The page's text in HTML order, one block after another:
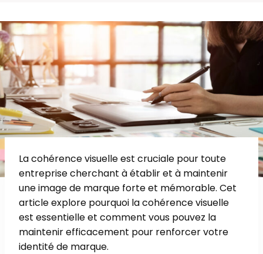
La cohérence visuelle est cruciale pour toute
entreprise cherchant à établir et à maintenir
une image de marque forte et mémorable. Cet
article explore pourquoi la cohérence visuelle
est essentielle et comment vous pouvez la
maintenir efficacement pour renforcer votre
identité de marque.